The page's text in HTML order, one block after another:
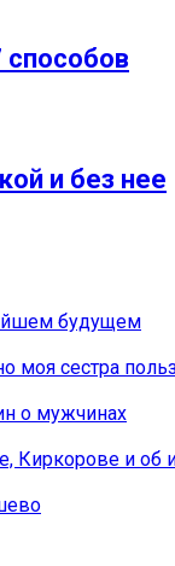
способов
и без нее
будущем
сестра
о мужчинах
Киркорове и